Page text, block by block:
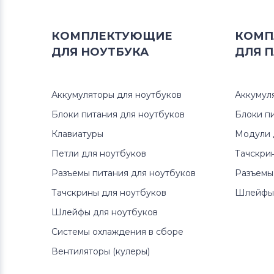
Блоки питания для мониторов
Блоки питания для мониторов
LTV
Dell
Блоки питания для мониторов
Блоки питания для мониторов
КОМПЛЕКТУЮЩИЕ
ДЛЯ НОУТБУКА
Аккумуляторы для ноутбуков
Блоки питания для ноутбуков
Клавиатуры
Петли для ноутбуков
Разъемы питания для ноутбуков
Тачскрины для ноутбуков
Шлейфы для ноутбуков
Системы охлаждения в сборе
Вентиляторы (кулеры)
ДЛЯ
Блоки
Модули
Шлейфы